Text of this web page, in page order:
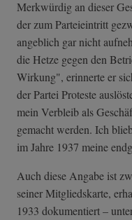
Merkwürdig an dieser
der zum Parteieintritt
angeblich gar nicht
die Hetze gegen den
Wirkung", erinnerte er
der Partei Proteste
mein Verbleib als
gemacht werden. Ich
im Jahre 1937 meine
Auch diese Angabe ist
seiner Mitgliedskarte,
1933 dokumentiert –